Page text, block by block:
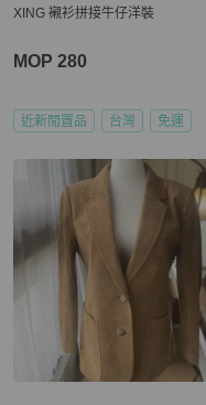
XING 襯衫拼接牛仔洋裝
MOP 280
近新閒置品 台灣 免運